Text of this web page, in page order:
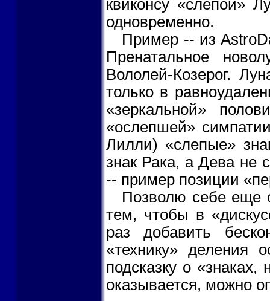
квиконсу «слепой»
одновременно.
Пример -- из
Пренатальное
Вололей-Козерог.
только в
«зеркальной»
«ослепшей»
Лилли) «слепые»
знак Рака, а Дева не
-- пример позиции
Позволю себе еще
тем, чтобы в
раз добавить
«технику» деления
подсказку о
оказывается, можно